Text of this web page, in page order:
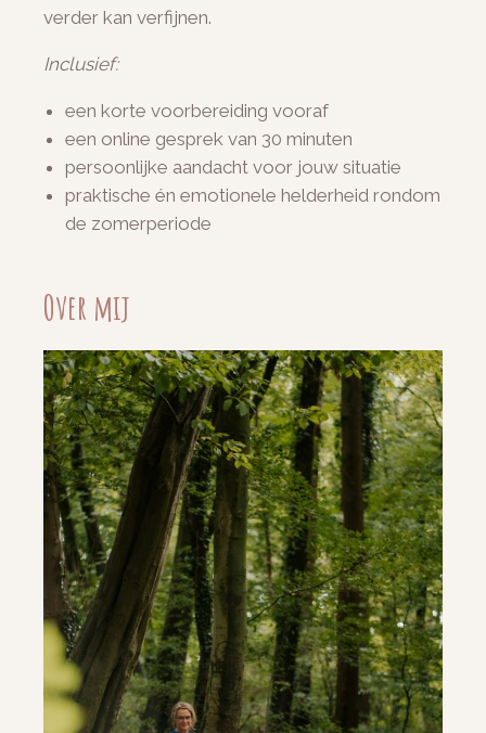
verder kan verfijnen.
Inclusief:
een korte voorbereiding vooraf
een online gesprek van 30 minuten
persoonlijke aandacht voor jouw situatie
praktische én emotionele helderheid rondom
de zomerperiode
Over mij